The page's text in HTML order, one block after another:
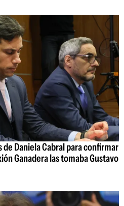
Daniela Cabral para confirmar
Ganadera las tomaba Gustavo